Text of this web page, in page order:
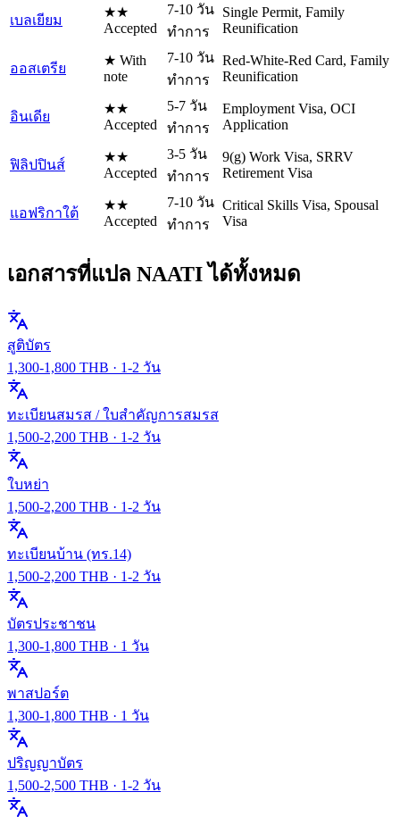
เบลเยียม
★★
Accepted
7-10 วัน
ทำการ
Single Permit, Family
Reunification
ออสเตรีย
★ With
note
7-10 วัน
ทำการ
Red-White-Red Card, Family
Reunification
อินเดีย
★★
Accepted
5-7 วัน
ทำการ
Employment Visa, OCI
Application
ฟิลิปปินส์
★★
Accepted
3-5 วัน
ทำการ
9(g) Work Visa, SRRV
Retirement Visa
แอฟริกาใต้
★★
Accepted
7-10 วัน
ทำการ
Critical Skills Visa, Spousal
Visa
เอกสารที่แปล NAATI ได้ทั้งหมด
สูติบัตร
1,300-1,800 THB · 1-2 วัน
ทะเบียนสมรส / ใบสำคัญการสมรส
1,500-2,200 THB · 1-2 วัน
ใบหย่า
1,500-2,200 THB · 1-2 วัน
ทะเบียนบ้าน (ทร.14)
1,500-2,200 THB · 1-2 วัน
บัตรประชาชน
1,300-1,800 THB · 1 วัน
พาสปอร์ต
1,300-1,800 THB · 1 วัน
ปริญญาบัตร
1,500-2,500 THB · 1-2 วัน